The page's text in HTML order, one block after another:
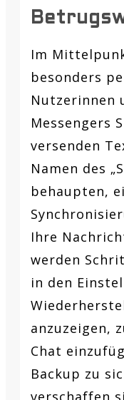
Im
besonders
Nutzerinnen
Messengers
versenden
Namen des
behaupten,
Ihre
werden
in den
anzuzeigen,
Chat
Backup zu
verschaffen